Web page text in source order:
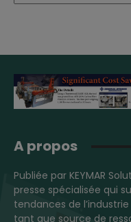
A propos
Publiée par KEYMAR
presse spécialisée qui
tendances de
tant que source de